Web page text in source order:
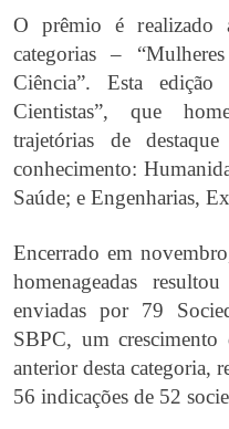
O prêmio é realizado
categorias –
Ciência”. Esta
Cientistas”, que
trajetórias de
conhecimento:
Saúde; e Engenharias,
Encerrado em
homenageadas
enviadas por 79
SBPC, um
anterior desta categoria,
56 indicações de 52